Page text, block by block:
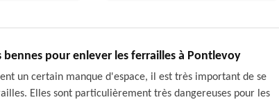
pour enlever les ferrailles à Pontlevoy
un certain manque d'espace, il est très important de se
Elles sont particulièrement très dangereuses pour les